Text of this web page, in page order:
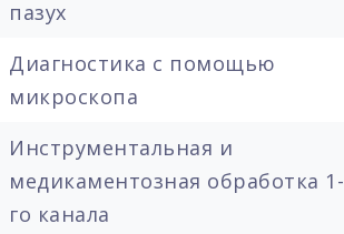
пазух
Диагностика с помощью
микроскопа
Инструментальная и
медикаментозная обработка 1-
го канала